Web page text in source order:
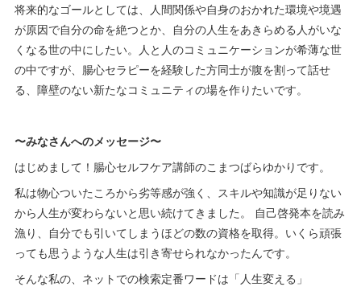
将来的なゴールとしては、人間関係や自身のおかれた環境や境遇
が原因で自分の命を絶つとか、自分の人生をあきらめる人がいな
くなる世の中にしたい。人と人のコミュニケーションが希薄な世
の中ですが、腸心セラピーを経験した方同士が腹を割って話せ
る、障壁のない新たなコミュニティの場を作りたいです。
〜みなさんへのメッセージ〜
はじめまして！腸心セルフケア講師のこまつばらゆかりです。
私は物心ついたころから劣等感が強く、スキルや知識が足りない
から人生が変わらないと思い続けてきました。 自己啓発本を読み
漁り、自分でも引いてしまうほどの数の資格を取得。いくら頑張
っても思うような人生は引き寄せられなかったんです。
そんな私の、ネットでの検索定番ワードは「人生変える」